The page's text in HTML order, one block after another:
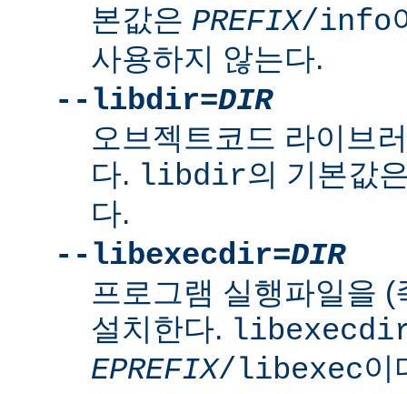
본값은 PREFIX/info
사용하지 않는다.
--libdir=DIR
오브젝트코드 라이브
다. libdir의 기본값
다.
--libexecdir=DIR
프로그램 실행파일을
설치한다.
EPREFIX/libexec이